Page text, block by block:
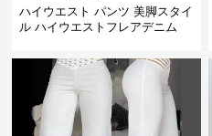
ハイウエスト パンツ 美脚スタイ
ル ハイウエストフレアデニム